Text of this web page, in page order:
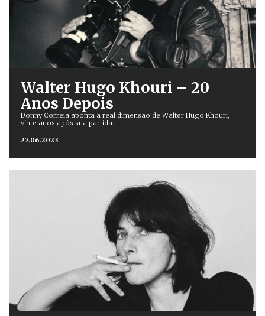
Walter Hugo Khouri – 20
Anos Depois
Donny Correia aponta a real dimensão de Walter Hugo Khouri,
vinte anos após sua partida.
27.06.2023